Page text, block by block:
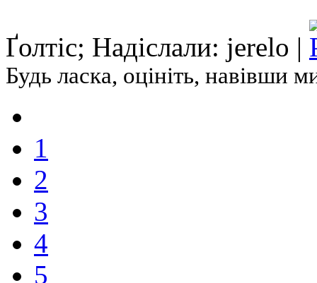
Ґолтіс; Надіслали: jerelo |
Будь ласка, оцініть, навівши
1
2
3
4
5